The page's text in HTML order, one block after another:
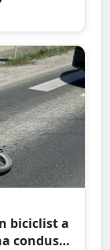
biciclist a
condusă